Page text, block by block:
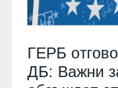
ГЕРБ
ДБ: Важни